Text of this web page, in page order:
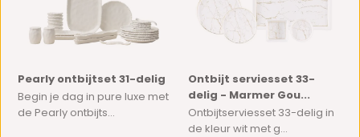
Pearly ontbijtset 31-delig
Begin je dag in pure luxe met
de Pearly ontbijts...
Ontbijt serviesset 33-
delig - Marmer Gou...
Ontbijtserviesset 33-delig in
de kleur wit met g...